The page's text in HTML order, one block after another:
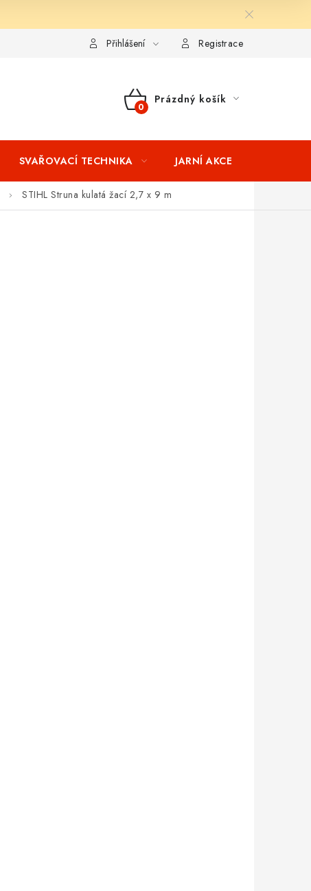
Splátkový prodej Tabulka velikostí oblečení
Přihlášení Registrace
NÁKUPNÍ
Prázdný košík
SVAŘOVACÍ TECHNIKA JARNÍ AKCE
STIHL Struna kulatá žací 2,7 x 9 m